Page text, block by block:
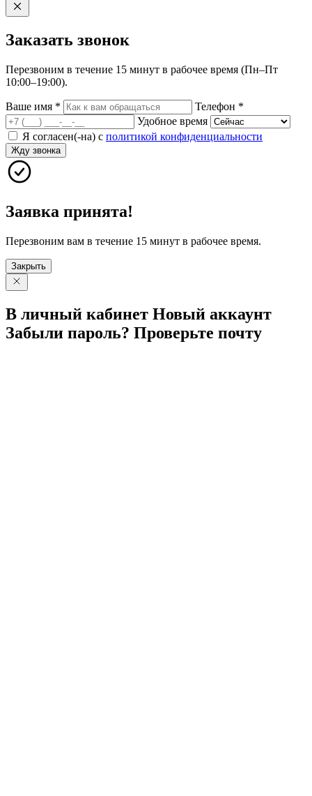
Заказать звонок
Перезвоним в течение 15 минут в рабочее время (Пн–Пт
10:00–19:00).
Ваше имя * Телефон *
Удобное время
Я согласен(-на) с политикой конфиденциальности
Жду звонка
Заявка принята!
Перезвоним вам в течение 15 минут в рабочее время.
Закрыть
В личный кабинет Новый аккаунт
Забыли пароль? Проверьте почту